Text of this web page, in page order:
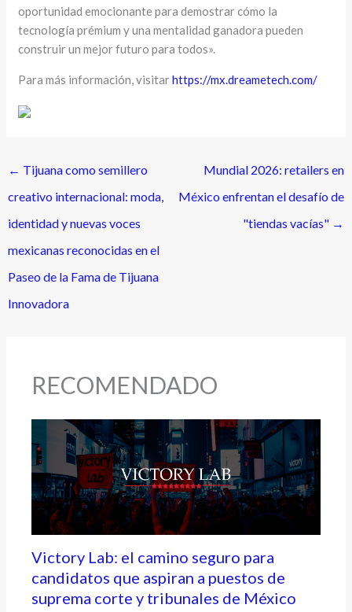
oportunidad emocionante para demostrar cómo la
tecnología prémium y una mentalidad ganadora pueden
construir un mejor futuro para todos».
Para más información, visitarhttps://mx.dreametech.com/
← Tijuana como semillero
creativo internacional: moda,
identidad y nuevas voces
mexicanas reconocidas en el
Paseo de la Fama de Tijuana
Innovadora
Mundial 2026: retailers en
México enfrentan el desafío de
"tiendas vacías" →
RECOMENDADO
Victory Lab: el camino seguro para
candidatos que aspiran a puestos de
suprema corte y tribunales de México